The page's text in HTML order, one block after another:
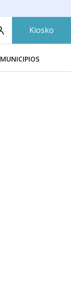
Kiosko
MUNICIPIOS